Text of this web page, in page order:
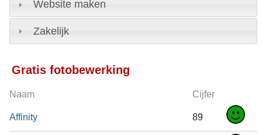
Website maken
Zakelijk
Gratis fotobewerking
Naam Cijfer
Affinity 89